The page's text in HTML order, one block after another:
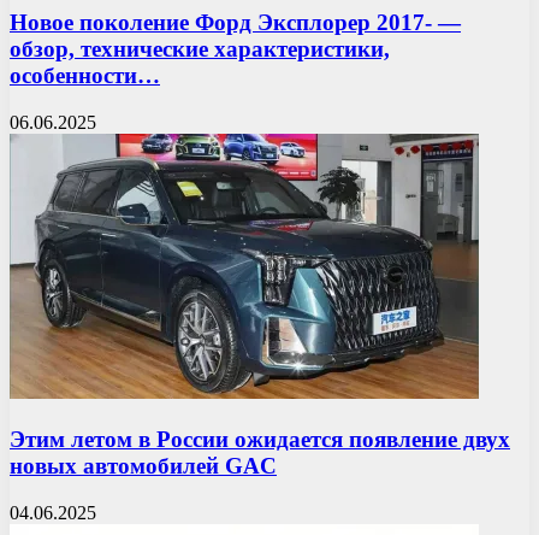
Новое поколение Форд Эксплорер 2017- —
обзор, технические характеристики,
особенности…
06.06.2025
Этим летом в России ожидается появление двух
новых автомобилей GAC
04.06.2025